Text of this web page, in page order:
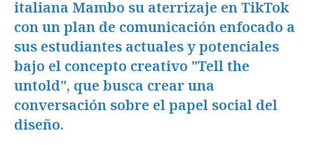
italiana Mambo su aterrizaje en TikTok
con un plan de comunicación enfocado a
sus estudiantes actuales y potenciales
bajo el concepto creativo "Tell the
untold", que busca crear una
conversación sobre el papel social del
diseño.